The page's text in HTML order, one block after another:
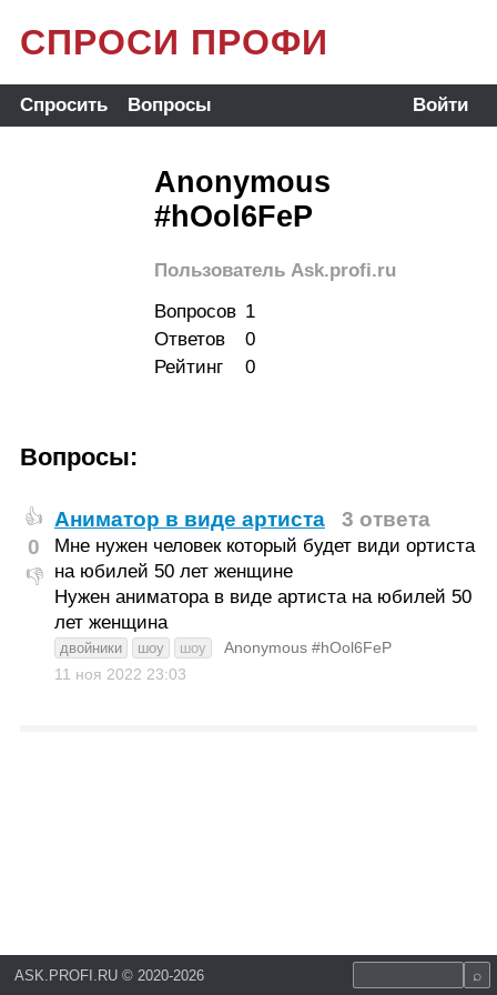
СПРОСИ ПРОФИ
Спросить Вопросы Войти
Anonymous
#hOol6FeP
Пользователь Ask.profi.ru
Вопросов 1
Ответов
0
Рейтинг
0
Вопросы:
👍
0
👎
Аниматор в виде артиста 3 ответа
Мне нужен человек который будет види ортиста
на юбилей 50 лет женщине
Нужен аниматора в виде артиста на юбилей 50
лет женщина
двойники шоу шоу
Anonymous #hOol6FeP
11 ноя 2022 23:03
ASK.PROFI.RU © 2020-2026